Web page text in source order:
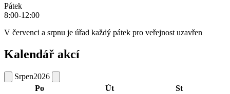
Pátek
8:00-12:00
V červenci a srpnu je úřad každý pátek pro veřejnost uzavřen
Kalendář akcí
Srpen2026
Po
Út
St